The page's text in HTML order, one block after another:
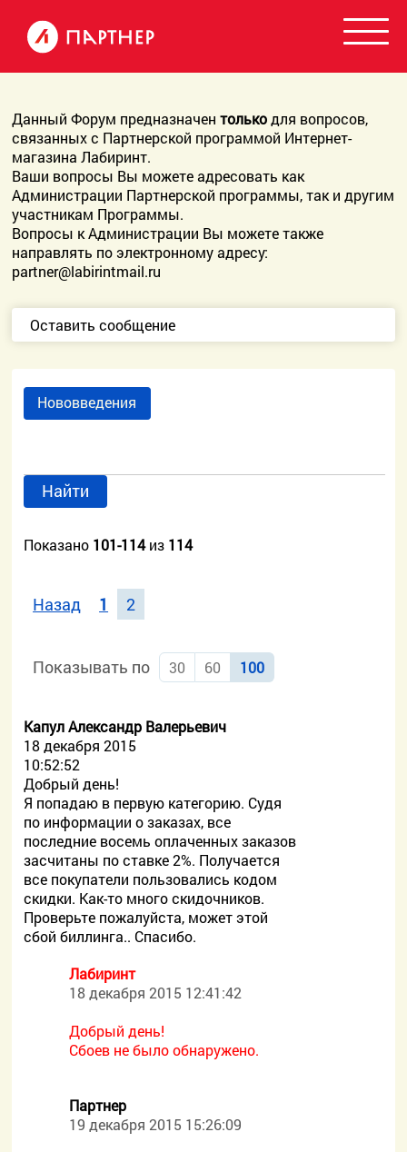
Данный Форум предназначентолькодля вопросов,
связанных с Партнерской программой Интернет-
магазина Лабиринт.
Ваши вопросы Вы можете адресовать как
Администрации Партнерской программы, так и другим
участникам Программы.
Вопросы к Администрации Вы можете также
направлять по электронному адресу:
partner@labirintmail.ru
Оставить сообщение
Нововведения
Найти
Показано 101-114из 114
Назад 1 2
Показывать по 30 60 100
Капул Александр Валерьевич
18 декабря 2015
10:52:52
Добрый день!
Я попадаю в первую категорию. Судя
по информации о заказах, все
последние восемь оплаченных заказов
засчитаны по ставке 2%. Получается
все покупатели пользовались кодом
скидки. Как-то много скидочников.
Проверьте пожалуйста, может этой
сбой биллинга.. Спасибо.
Лабиринт
18 декабря 2015 12:41:42
Добрый день!
Сбоев не было обнаружено.
Партнер
19 декабря 2015 15:26:09